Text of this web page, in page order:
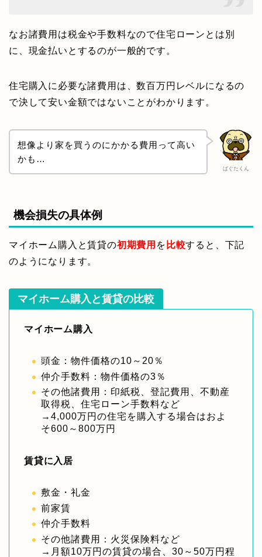
なお諸費用は税金や手数料なので住宅ローンとは別
に、現金払いとするのが一般的です。
住宅購入に必要な諸費用は、数百万円レベルになるの
で決して安い金額ではないことがわかります。
ぱぐたくん
想像より家を買うのにかかる費用って高い
かも…
機会損失の具体例
マイホーム購入と賃貸の初期費用 を 比較すると、下記
のようになります。
マイホーム購入と賃貸の比較
マイホーム購入
頭金：物件価格の10～20％
仲介手数料：物件価格の3％
その他諸費用：印紙税、登記費用、不動産
取得税、住宅ローン手数料など
→4,000万円の住宅を購入する場合はおよ
そ600～800万円
賃貸に入居
敷金・礼金
前家賃
仲介手数料
その他諸費用：火災保険料など
→月額10万円の賃貸の場合、30～50万円程